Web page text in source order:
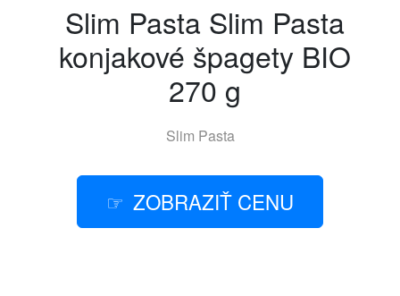
Slim Pasta Slim Pasta
konjakové špagety BIO
270 g
Slim Pasta
ZOBRAZIŤ CENU